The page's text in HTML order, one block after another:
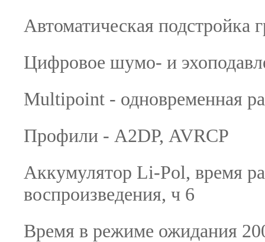
Автоматическая подстройка
Цифровое шумо- и
Multipoint - одновременная
Профили - A2DP, AVRCP
Аккумулятор Li-Pol, время
воспроизведения, ч 6
Время в режиме ожидания